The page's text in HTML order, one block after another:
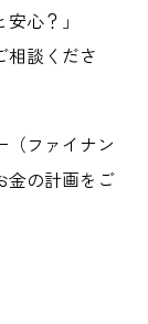
心？」
相談くださ
（ファイナン
金の計画をご